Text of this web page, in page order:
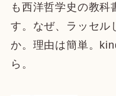
も西洋哲学史の教科
す。なぜ、ラッセル
か。理由は簡単。
ら。